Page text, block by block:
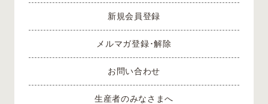
新規会員登録
メルマガ登録･解除
お問い合わせ
生産者のみなさまへ